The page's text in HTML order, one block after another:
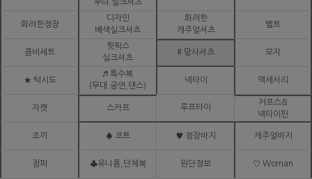
무늬 실크셔츠
화려한정장
디자인
배색실크셔츠
화려한
캐주얼셔츠
벨트
콤비세트
핫픽스
실크셔츠
# 망사셔츠 모자
★ 턱시도
♬ 특수복
(무대.공연,댄스)
넥타이 액세서리
자켓 스카프 루프타이
커프스&
넥타이핀
조끼 ♠ 코트 ♥ 정장바지 캐주얼바지
점퍼 ♣유니폼,단체복 원단정보 ♡ Woman